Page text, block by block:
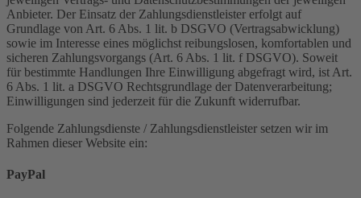
Anbieter. Der Einsatz der Zahlungsdienstleister erfolgt auf
Grundlage von Art. 6 Abs. 1 lit. b DSGVO (Vertragsabwicklung)
sowie im Interesse eines möglichst reibungslosen, komfortablen und
sicheren Zahlungsvorgangs (Art. 6 Abs. 1 lit. f DSGVO). Soweit
für bestimmte Handlungen Ihre Einwilligung abgefragt wird, ist Art.
6 Abs. 1 lit. a DSGVO Rechtsgrundlage der Datenverarbeitung;
Einwilligungen sind jederzeit für die Zukunft widerrufbar.
Folgende Zahlungsdienste / Zahlungsdienstleister setzen wir im
Rahmen dieser Website ein:
PayPal